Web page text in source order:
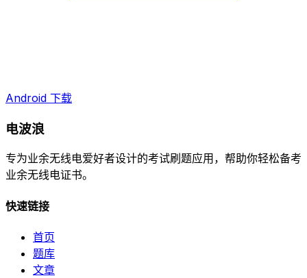
Android 下载
电波浪
专为业余无线电爱好者设计的考试刷题应用，帮助你轻松备考
业余无线电证书。
快速链接
首页
题库
文章